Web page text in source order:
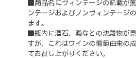
■商品名にヴィンテージの記載が
ンテージおよびノンヴィンテージ
ます。
■瓶内に酒石、澱などの沈殿物が
すが、これはワインの葡萄由来の
てお召し上がりください。